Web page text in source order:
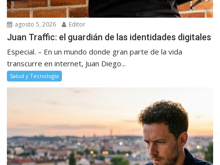
agosto 5, 2026 Editor
Juan Traffic: el guardián de las identidades digitales
Especial. – En un mundo donde gran parte de la vida
transcurre en internet, Juan Diego...
Salud y Tecnología